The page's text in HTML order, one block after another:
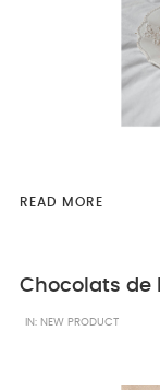
READ MORE
IN: NEW PRODUCT